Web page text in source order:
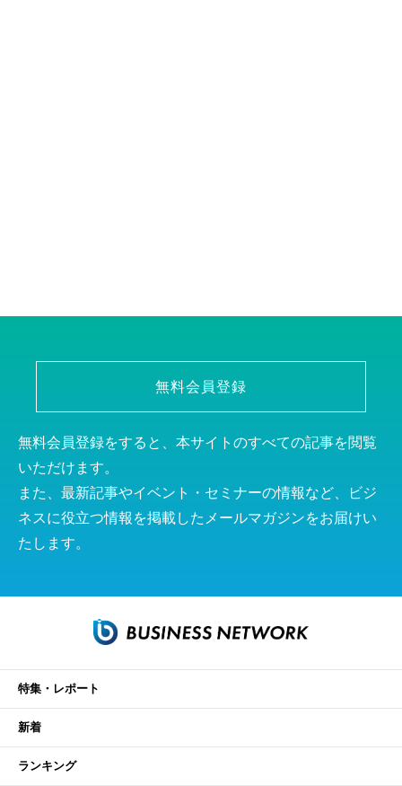
無料会員登録
無料会員登録をすると、本サイトのすべての記事を閲覧
いただけます。
また、最新記事やイベント・セミナーの情報など、ビジ
ネスに役立つ情報を掲載したメールマガジンをお届けい
たします。
特集・レポート
新着
ランキング